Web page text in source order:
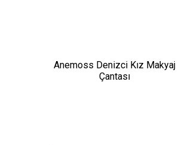
Anemoss Denizci Kız Makyaj
Çantası